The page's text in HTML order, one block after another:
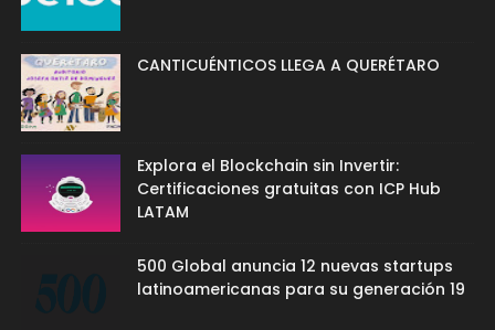
CANTICUÉNTICOS LLEGA A QUERÉTARO
Explora el Blockchain sin Invertir:
Certificaciones gratuitas con ICP Hub
LATAM
500 Global anuncia 12 nuevas startups
latinoamericanas para su generación 19